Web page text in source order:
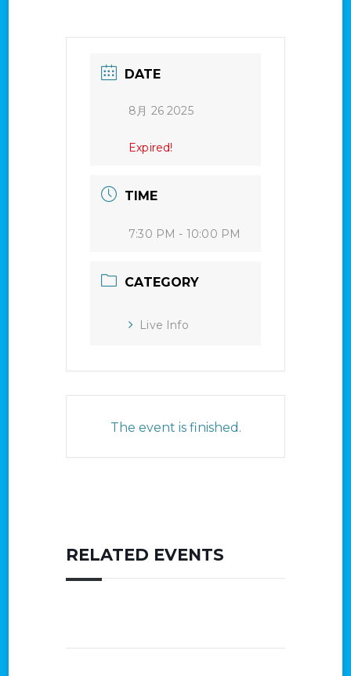
DATE
8月 26 2025
Expired!
TIME
7:30 PM - 10:00 PM
CATEGORY
Live Info
The event is finished.
RELATED EVENTS